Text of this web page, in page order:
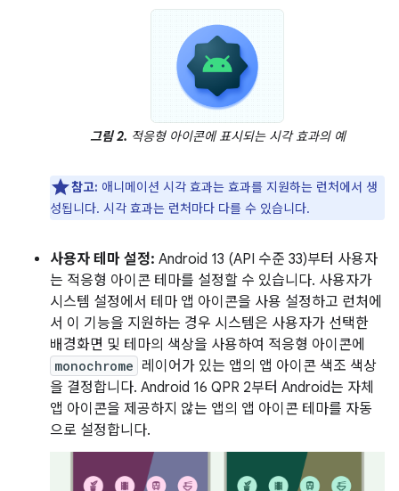
그림 2. 적응형 아이콘에 표시되는 시각 효과의 예
참고: 애니메이션 시각 효과는 효과를 지원하는 런처에서 생
성됩니다. 시각 효과는 런처마다 다를 수 있습니다.
사용자 테마 설정: Android 13 (API 수준 33)부터 사용자
는 적응형 아이콘 테마를 설정할 수 있습니다. 사용자가
시스템 설정에서 테마 앱 아이콘을 사용 설정하고 런처에
서 이 기능을 지원하는 경우 시스템은 사용자가 선택한
배경화면 및 테마의 색상을 사용하여 적응형 아이콘에
monochrome 레이어가 있는 앱의 앱 아이콘 색조 색상
을 결정합니다. Android 16 QPR 2부터 Android는 자체
앱 아이콘을 제공하지 않는 앱의 앱 아이콘 테마를 자동
으로 설정합니다.